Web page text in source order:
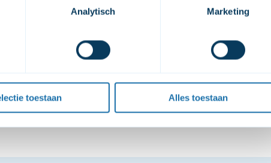
worden verwerkt op het moment dat de video's
(Youtube en Vimeo) zodat je de video's op onze website kunt
linksonder in beeld is.
Analytisch Marketing
toestaan Alles toestaan